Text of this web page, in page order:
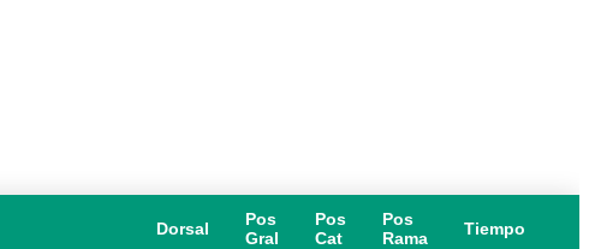
Dorsal
Pos
Gral
Pos
Cat
Pos
Rama
Tiempo